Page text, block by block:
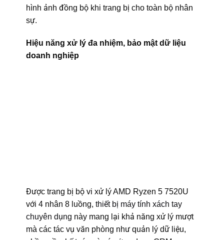
hình ảnh đồng bộ khi trang bị cho toàn bộ nhân
sự.
Hiệu năng xử lý đa nhiệm, bảo mật dữ liệu
doanh nghiệp
Được trang bị bộ vi xử lý AMD Ryzen 5 7520U
với 4 nhân 8 luồng, thiết bị máy tính xách tay
chuyên dụng này mang lại khả năng xử lý mượt
mà các tác vụ văn phòng như quản lý dữ liệu,